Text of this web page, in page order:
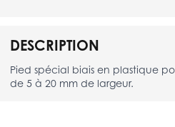
DESCRIPTION
Pied spécial biais en plastique
de 5 à 20 mm de largeur.